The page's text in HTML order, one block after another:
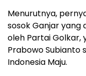
Menurutnya,
sosok Ganjar yang
oleh Partai Golkar,
Prabowo Subianto
Indonesia Maju.